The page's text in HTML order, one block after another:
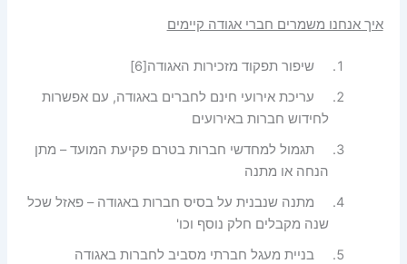
איך אנחנו משמרים חברי אגודה קיימים
שיפור תפקוד מזכירות האגודה[6]
עריכת אירועי חינם לחברים באגודה, עם אפשרות
לחידוש חברות באירועים
תגמול למחדשי חברות בטרם פקיעת המועד – מתן
הנחה או מתנה
מתנה שנבנית על בסיס חברות באגודה – פאזל שכל
שנה מקבלים חלק נוסף וכו'
בניית מעגל חברתי מסביב לחברות באגודה